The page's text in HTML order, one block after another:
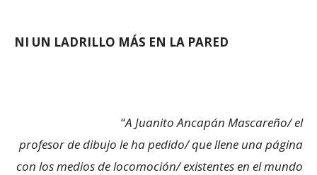
NI UN LADRILLO MÁS EN LA PARED
“A Juanito Ancapán Mascareño/ el
profesor de dibujo le ha pedido/ que llene una página
con los medios de locomoción/ existentes en el mundo